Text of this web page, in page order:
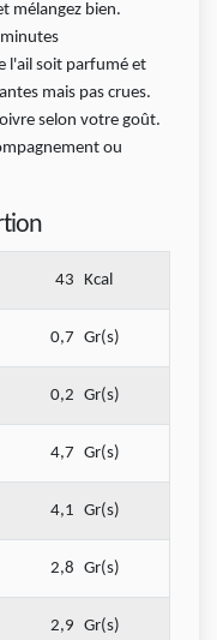
mélangez bien.
l'ail soit parfumé et
mais pas crues.
selon votre goût.
ou
43 Kcal
0,7 Gr(s)
0,2 Gr(s)
4,7 Gr(s)
4,1 Gr(s)
2,8 Gr(s)
2,9 Gr(s)